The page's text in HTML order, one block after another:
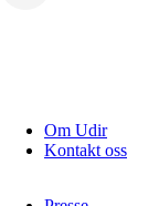
Om Udir
Kontakt oss